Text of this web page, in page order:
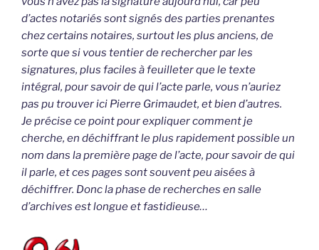
d’actes notariés sont signés des parties prenantes
chez certains notaires, surtout les plus anciens, de
sorte que si vous tentier de rechercher par les
signatures, plus faciles à feuilleter que le texte
intégral, pour savoir de qui l’acte parle, vous n’auriez
pas pu trouver ici Pierre Grimaudet, et bien d’autres.
Je précise ce point pour expliquer comment je
cherche, en déchiffrant le plus rapidement possible un
nom dans la première page de l’acte, pour savoir de qui
il parle, et ces pages sont souvent peu aisées à
déchiffrer. Donc la phase de recherches en salle
d’archives est longue et fastidieuse…